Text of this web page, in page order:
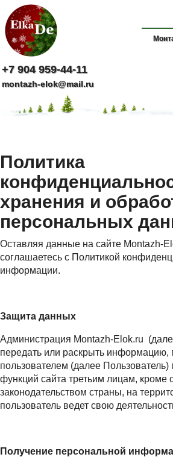
+7 904 959-44-11
montazh-elok@mail.ru
Политика
хранения и
персональных
Оставляя данные на сайте Montazh-
соглашаетесь с Политикой
информации.
Защита данных
Администрация Montazh-Elok.ru
передать или раскрыть информацию,
пользователем (далее Пользователь)
функций сайта третьим лицам, кроме
законодательством страны, на
пользователь ведет свою
Получение персональной